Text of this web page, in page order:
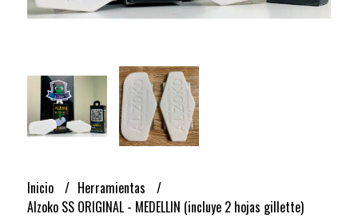
Inicio
Herramientas
Alzoko SS ORIGINAL - MEDELLIN (incluye 2 hojas gillette)